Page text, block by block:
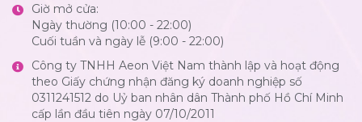
Giờ mở cửa:
Ngày thường (10:00 - 22:00)
Cuối tuần và ngày lễ (9:00 - 22:00)
Công ty TNHH Aeon Việt Nam thành lập và hoạt động
theo Giấy chứng nhận đăng ký doanh nghiệp số
0311241512 do Uỷ ban nhân dân Thành phố Hồ Chí Minh
cấp lần đầu tiên ngày 07/10/2011